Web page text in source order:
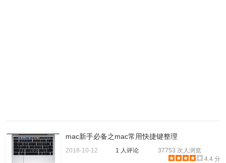
注意事项
使用 Apple ID 重设密码时，将显示一条消息，告知您重置密
mac新手必备之mac常用快捷键整理
2018-10-12 1 人评论
37753 次人浏览
4.4 分